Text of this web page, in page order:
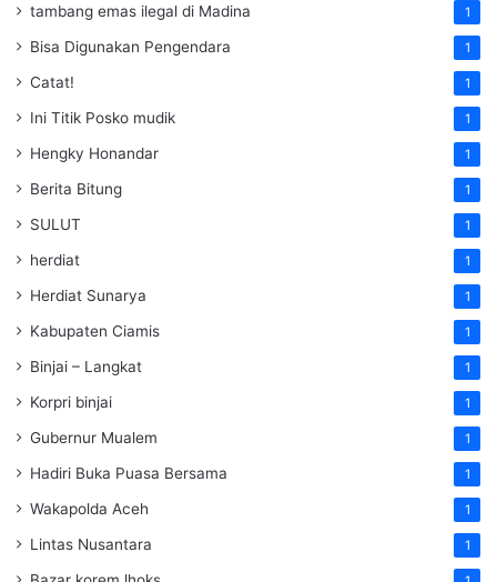
tambang emas ilegal di Madina 1
Bisa Digunakan Pengendara 1
Catat! 1
Ini Titik Posko mudik 1
Hengky Honandar 1
Berita Bitung 1
SULUT 1
herdiat 1
Herdiat Sunarya 1
Kabupaten Ciamis 1
Binjai – Langkat 1
Korpri binjai 1
Gubernur Mualem 1
Hadiri Buka Puasa Bersama 1
Wakapolda Aceh 1
Lintas Nusantara 1